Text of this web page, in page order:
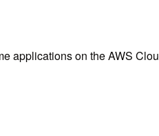
on the AWS